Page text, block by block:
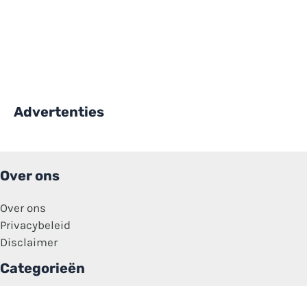
Advertenties
Over ons
Over ons
Privacybeleid
Disclaimer
Categorieën